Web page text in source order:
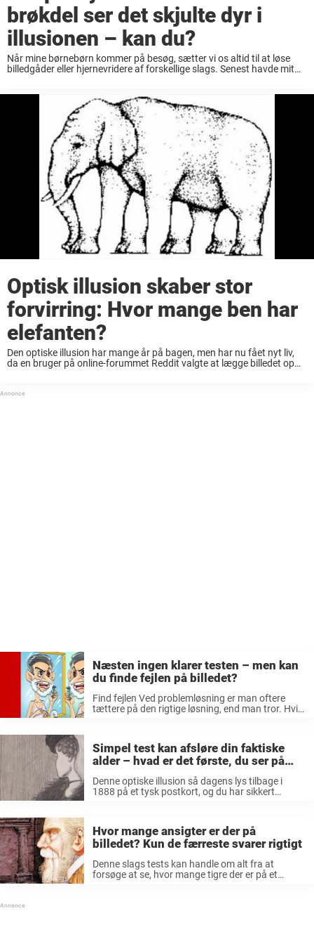
brøkdel ser det skjulte dyr i
illusionen – kan du?
Når mine børnebørn kommer på besøg, sætter vi os altid til at løse
billedgåder eller hjernevridere af forskellige slags. Senest havde mit
Optisk illusion skaber stor
forvirring: Hvor mange ben har
elefanten?
Den optiske illusion har mange år på bagen, men har nu fået nyt liv,
da en bruger på online-forummet Reddit valgte at lægge billedet op
Næsten ingen klarer testen – men kan
du finde fejlen på billedet?
Find fejlen Ved problemløsning er man oftere
tættere på den rigtige løsning, end man tror. Hvis
Simpel test kan afsløre din faktiske
alder – hvad er det første, du ser på
Denne optiske illusion så dagens lys tilbage i
1888 på et tysk postkort, og du har sikkert
Hvor mange ansigter er der på
billedet? Kun de færreste svarer rigtigt
Denne slags tests kan handle om alt fra at
forsøge at se, hvor mange tigre der er på et